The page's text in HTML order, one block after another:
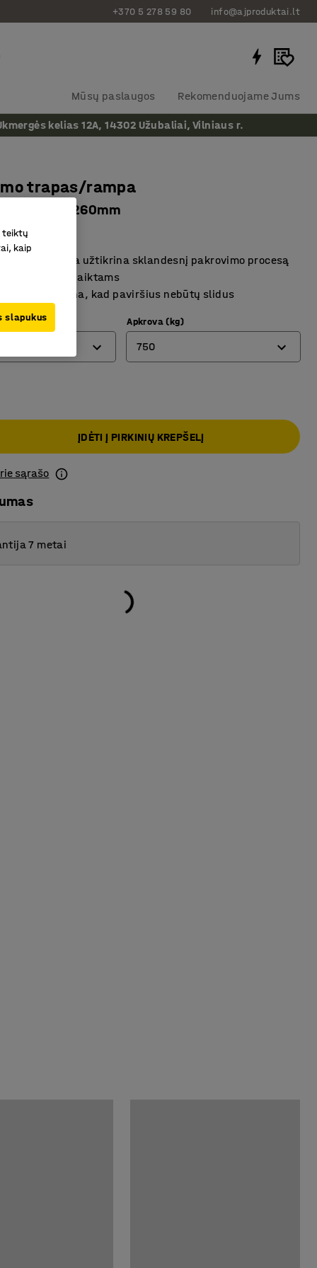
+370 5 278 59 80 info@ajproduktai.lt
Mūsų paslaugos Rekomenduojame Jums
kelias 12A, 14302 Užubaliai, Vilniaus r.
trapas/rampa
2000x260mm
:23596
rampa užtikrina sklandesnį pakrovimo procesą
trapiems daiktams
užtikrina, kad paviršius nebūtų slidus
Apkrova (kg)
750
ĮDĖTI Į PIRKINIŲ KREPŠELĮ
sąrašo
7 metai
teiktų
kaip
slapukus